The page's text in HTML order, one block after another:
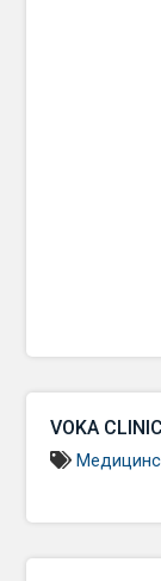
VOKA